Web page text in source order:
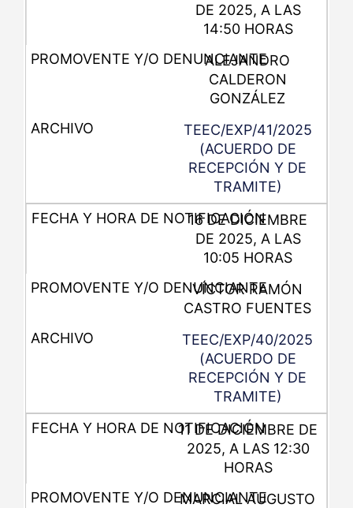
DE 2025, A LAS
14:50 HORAS
ALEJANDRO
CALDERON
GONZÁLEZ
TEEC/EXP/41/2025
(ACUERDO DE
RECEPCIÓN Y DE
TRAMITE)
16 DE DICIEMBRE
DE 2025, A LAS
10:05 HORAS
VÍCTOR RAMÓN
CASTRO FUENTES
TEEC/EXP/40/2025
(ACUERDO DE
RECEPCIÓN Y DE
TRAMITE)
11 DE DICIEMBRE DE
2025, A LAS 12:30
HORAS
MARCIAL AUGUSTO